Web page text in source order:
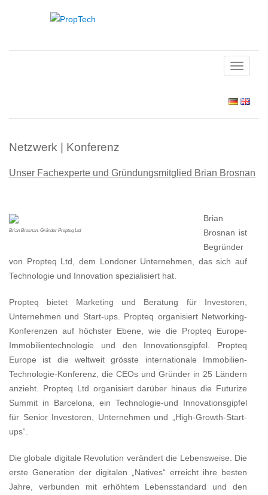
TOGGLE
Netzwerk | Konferenz
Unser Fachexperte und Gründungsmitglied Brian Brosnan
Brian Brosnan, Gründer Propteq Ltd
Brian
Brosnan ist
Begründer
von Propteq Ltd, dem Londoner Unternehmen, das sich auf
Technologie und Innovation spezialisiert hat.
Propteq bietet Marketing und Beratung für Investoren,
Unternehmen und Start-ups. Propteq organisiert Networking-
Konferenzen auf höchster Ebene, wie die Propteq Europe-
Immobilientechnologie und den Innovationsgipfel. Propteq
Europe ist die weltweit grösste internationale Immobilien-
Technologie-Konferenz, die CEOs und Gründer in 25 Ländern
anzieht. Propteq Ltd organisiert darüber hinaus die Futurize
Summit in Barcelona, ein Technologie-und Innovationsgipfel
für Senior Investoren, Unternehmen und „High-Growth-Start-
ups“.
Die globale digitale Revolution verändert die Lebensweise. Die
erste Generation der digitalen „Natives“ erreicht ihre besten
Jahre, verbunden mit erhöhtem Lebensstandard und den